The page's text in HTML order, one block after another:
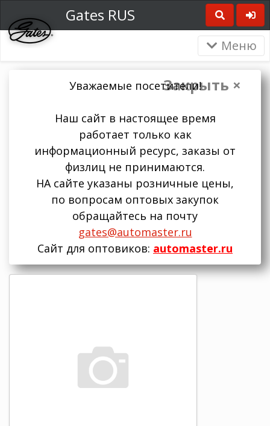
Gates RUS
Меню
Закрыть ×
Уважаемые посетители!
Наш сайт в настоящее время
работает только как
информационный ресурс, заказы от
физлиц не принимаются.
НА сайте указаны розничные цены,
по вопросам оптовых закупок
обращайтесь на почту
gates@automaster.ru
Сайт для оптовиков: automaster.ru